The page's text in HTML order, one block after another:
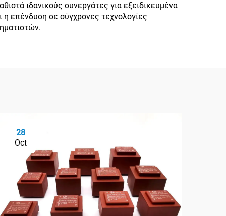
ιδανικούς συνεργάτες για εξειδικευμένα
η επένδυση σε σύγχρονες τεχνολογίες
28
Oct